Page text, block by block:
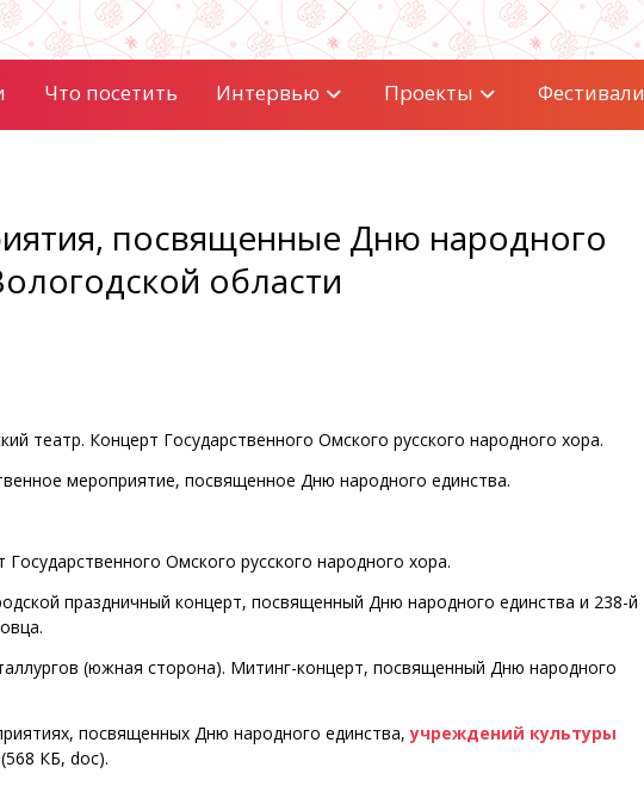
Что посетить Интервью Проекты Фестивали
посвященные Дню народного
области
театр. Концерт Государственного Омского русского народного хора.
мероприятие, посвященное Дню народного единства.
Омского русского народного хора.
праздничный концерт, посвященный Дню народного единства и 238-й
(южная сторона). Митинг-концерт, посвященный Дню народного
посвященных Дню народного единства, учреждений культуры
(568 КБ, doc).